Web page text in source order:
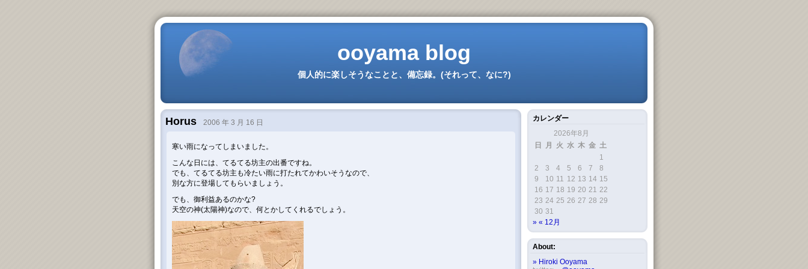
ooyama blog
個人的に楽しそうなことと、備忘録。(それって、なに?)
Horus 2006 年 3 月 16 日
寒い雨になってしまいました。
こんな日には、てるてる坊主の出番ですね。
でも、てるてる坊主も冷たい雨に打たれてかわいそうなので、
別な方に登場してもらいましょう。
でも、御利益あるのかな?
天空の神(太陽神)なので、何とかしてくれるでしょう。
カレンダー
2026年8月
日
月 火 水 木 金 土
1
2
3 4 5 6 7
8
9
10 11 12 13 14 15
16 17 18 19 20 21 22
23 24 25 26 27 28 29
30 31
« 12月
About:
Hiroki Ooyama